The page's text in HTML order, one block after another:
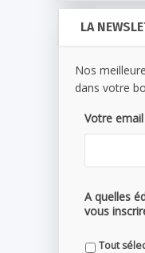
LA
Nos
dans votre
Votre email
A quelles
vous
Tout